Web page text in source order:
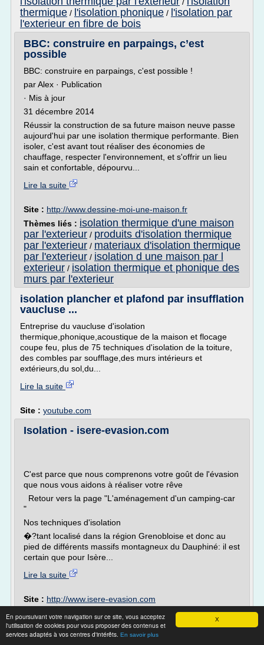
X
En poursuivant votre navigation sur ce site, vous acceptez
l'utilisation de cookies pour vous proposer des contenus et
services adaptés à vos centres d'intérêts. En savoir plus
thermique / l'isolation phonique / l'isolation par
l'exterieur en fibre de bois
BBC: construire en parpaings, c’est
possible
BBC: construire en parpaings, c'est possible !
par Alex · Publication
· Mis à jour
31 décembre 2014
Réussir la construction de sa future maison neuve passe
aujourd'hui par une isolation thermique performante. Bien
isoler, c'est avant tout réaliser des économies de
chauffage, respecter l'environnement, et s'offrir un lieu
sain et confortable, dépourvu...
Lire la suite
Site : http://www.dessine-moi-une-maison.fr
Thèmes liés : isolation thermique d'une maison
par l'exterieur / produits d'isolation thermique
par l'exterieur / materiaux d'isolation thermique
par l'exterieur / isolation d une maison par l
exterieur / isolation thermique et phonique des
murs par l'exterieur
isolation plancher et plafond par insufflation
vaucluse ...
Entreprise du vaucluse d'isolation
thermique,phonique,acoustique de la maison et flocage
coupe feu, plus de 75 techniques d'isolation de la toiture,
des combles par soufflage,des murs intérieurs et
extérieurs,du sol,du...
Lire la suite
Site : youtube.com
Isolation - isere-evasion.com
C'est parce que nous comprenons votre goût de l'évasion
que nous vous aidons à réaliser votre rêve
Retour vers la page "L'aménagement d'un camping-car
"
Nos techniques d'isolation
�?tant localisé dans la région Grenobloise et donc au
pied de différents massifs montagneux du Dauphiné: il est
certain que pour Isère...
Lire la suite
Site : http://www.isere-evasion.com
Comment isoler des combles ? ⋆ Vos
Combles